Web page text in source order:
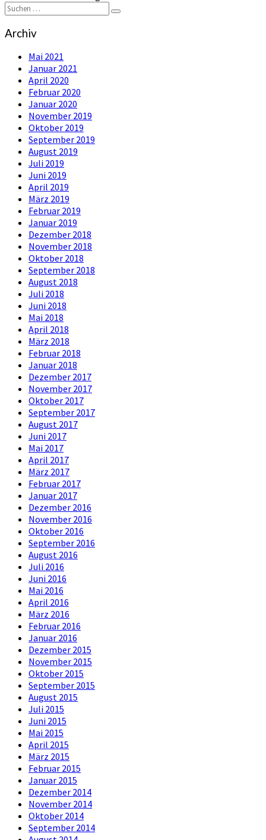
Suchen
nach:
Suchen
Archiv
Mai 2021
Januar 2021
April 2020
Februar 2020
Januar 2020
November 2019
Oktober 2019
September 2019
August 2019
Juli 2019
Juni 2019
April 2019
März 2019
Februar 2019
Januar 2019
Dezember 2018
November 2018
Oktober 2018
September 2018
August 2018
Juli 2018
Juni 2018
Mai 2018
April 2018
März 2018
Februar 2018
Januar 2018
Dezember 2017
November 2017
Oktober 2017
September 2017
August 2017
Juni 2017
Mai 2017
April 2017
März 2017
Februar 2017
Januar 2017
Dezember 2016
November 2016
Oktober 2016
September 2016
August 2016
Juli 2016
Juni 2016
Mai 2016
April 2016
März 2016
Februar 2016
Januar 2016
Dezember 2015
November 2015
Oktober 2015
September 2015
August 2015
Juli 2015
Juni 2015
Mai 2015
April 2015
März 2015
Februar 2015
Januar 2015
Dezember 2014
November 2014
Oktober 2014
September 2014